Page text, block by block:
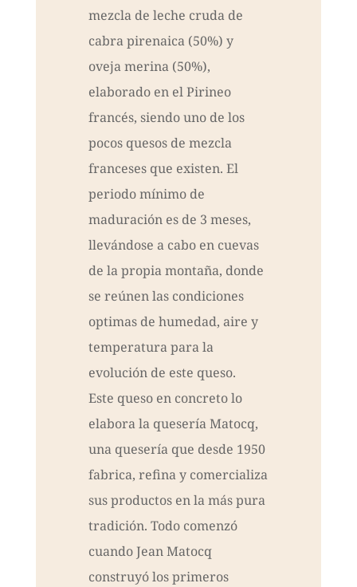
mezcla de leche cruda de
cabra pirenaica (50%) y
oveja merina (50%),
elaborado en el Pirineo
francés, siendo uno de los
pocos quesos de mezcla
franceses que existen. El
periodo mínimo de
maduración es de 3 meses,
llevándose a cabo en cuevas
de la propia montaña, donde
se reúnen las condiciones
optimas de humedad, aire y
temperatura para la
evolución de este queso.
Este queso en concreto lo
elabora la quesería Matocq,
una quesería que desde 1950
fabrica, refina y comercializa
sus productos en la más pura
tradición. Todo comenzó
cuando Jean Matocq
construyó los primeros